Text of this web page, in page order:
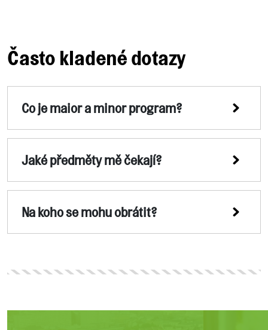
Často kladené dotazy
Co je maior a minor program?
Jaké předměty mě čekají?
Na koho se mohu obrátit?